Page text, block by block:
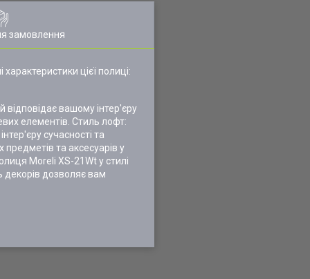
замовлення
цієї полиці:
відповідає вашому інтер'єру
елементів. Стиль лофт:
сучасності та
та аксесуарів у
Moreli XS-21Wt у стилі
декорів дозволяє вам